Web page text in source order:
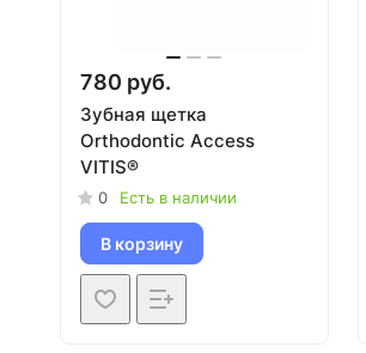
780 руб.
Зубная щетка
Orthodontic Access
VITIS®
0 Есть в наличии
В корзину